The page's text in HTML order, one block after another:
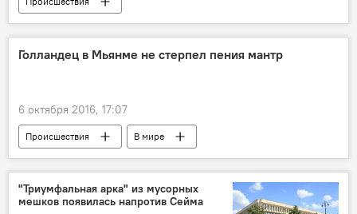
Белый клык, острый нюх: служебные собаки Литвы
Дела приграничные: Белоруссия
Голландец в Мьянме не стерпел пения мантр
6 октября 2016, 17:07
Происшествия В мире
"Триумфальная арка" из мусорных
мешков появилась напротив Сейма